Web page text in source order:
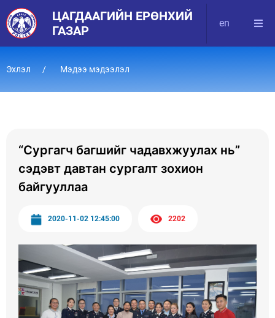
ЦАГДААГИЙН ЕРӨНХИЙ
ГАЗАР
en
Эхлэл Мэдээ мэдээлэл
“Сургагч багшийг чадавхжуулах нь”
сэдэвт давтан сургалт зохион
байгууллаа
2020-11-02 12:45:00 2202